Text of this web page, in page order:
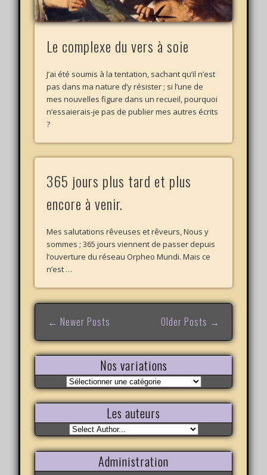
Le complexe du vers à soie
J’ai été soumis à la tentation, sachant qu’il n’est
pas dans ma nature d’y résister ; si l’une de
mes nouvelles figure dans un recueil, pourquoi
n’essaierais-je pas de publier mes autres écrits
?
365 jours plus tard et plus
encore à venir.
Mes salutations rêveuses et rêveurs, Nous y
sommes ; 365 jours viennent de passer depuis
l’ouverture du réseau Orpheo Mundi. Mais ce
n’est …
← Newer Posts Older Posts →
Nos variations
Nos
variations
Les auteurs
Administration